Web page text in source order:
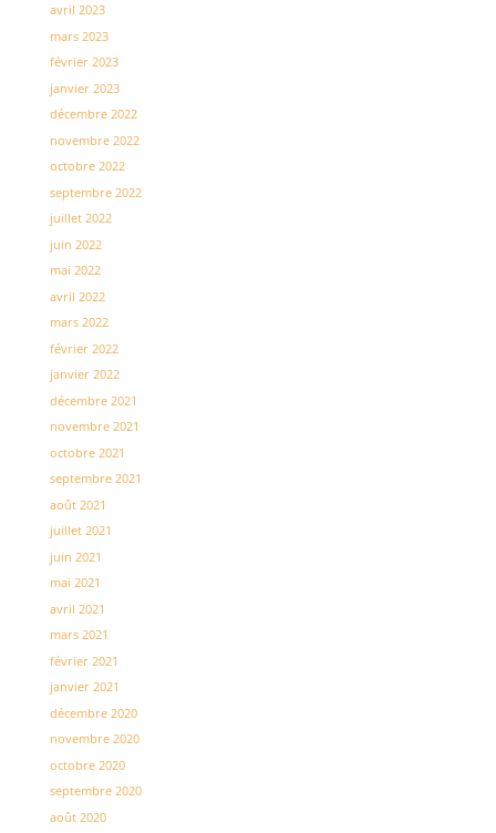
avril 2023
mars 2023
février 2023
janvier 2023
décembre 2022
novembre 2022
octobre 2022
septembre 2022
juillet 2022
juin 2022
mai 2022
avril 2022
mars 2022
février 2022
janvier 2022
décembre 2021
novembre 2021
octobre 2021
septembre 2021
août 2021
juillet 2021
juin 2021
mai 2021
avril 2021
mars 2021
février 2021
janvier 2021
décembre 2020
novembre 2020
octobre 2020
septembre 2020
août 2020